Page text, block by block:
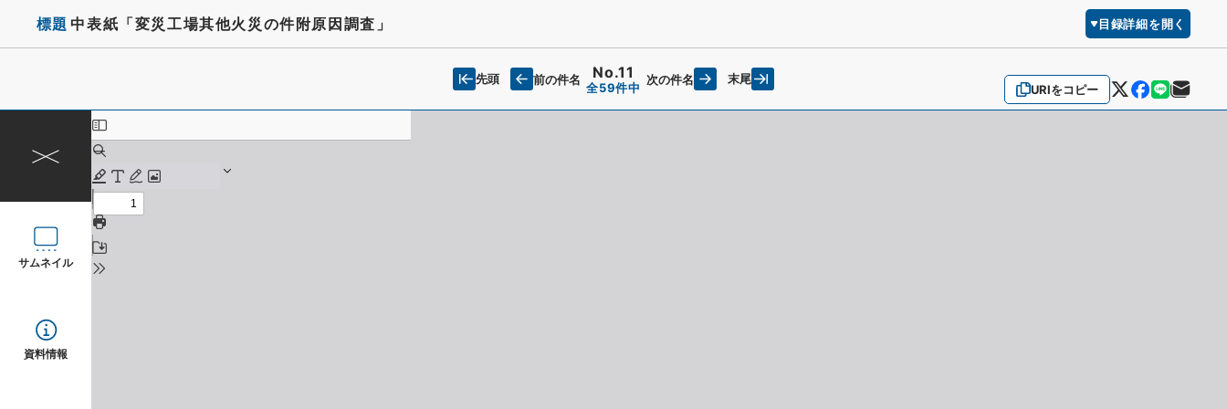
標題 中表紙「変災工場其他火災の件附原因調査」 目録詳細を開く
URIをコピー
先頭 前の件名 No.11
全59件中
次の件名 末尾
サムネイル
資料情報